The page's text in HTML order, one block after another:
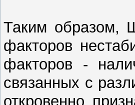
Таким образом,
факторов
факторов -
связанных с
откровенно